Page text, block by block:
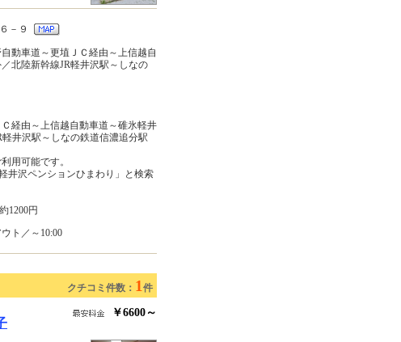
－９
動車道～更埴ＪＣ経由～上信越自
北陸新幹線JR軽井沢駅～しなの
経由～上信越自動車道～碓氷軽井
井沢駅～しなの鉄道信濃追分駅
用可能です。
井沢ペンションひまわり」と検索
1200円
ト／～10:00
クチコミ件数： 1 件
￥6600～